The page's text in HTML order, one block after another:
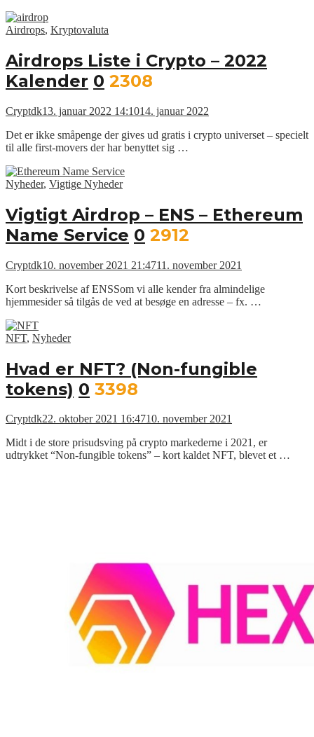
Airdrops, Kryptovaluta
Airdrops Liste i Crypto – 2022
Kalender 0 2308
Cryptdk13. januar 2022 14:1014. januar 2022
Det er ikke småpenge der gives ud gratis i crypto universet – specielt
til alle first-movers der har benyttet sig …
Nyheder, Vigtige Nyheder
Vigtigt Airdrop – ENS – Ethereum
Name Service 0 2912
Cryptdk10. november 2021 21:4711. november 2021
Kort beskrivelse af ENSSom vi alle kender fra almindelige
hjemmesider så tilgås de ved at besøge en adresse – fx. …
NFT, Nyheder
Hvad er NFT? (Non-fungible
tokens) 0 3398
Cryptdk22. oktober 2021 16:4710. november 2021
Midt i de store prisudsving på crypto markederne i 2021, er
udtrykket “Non-fungible tokens” – kort kaldet NFT, blevet et …